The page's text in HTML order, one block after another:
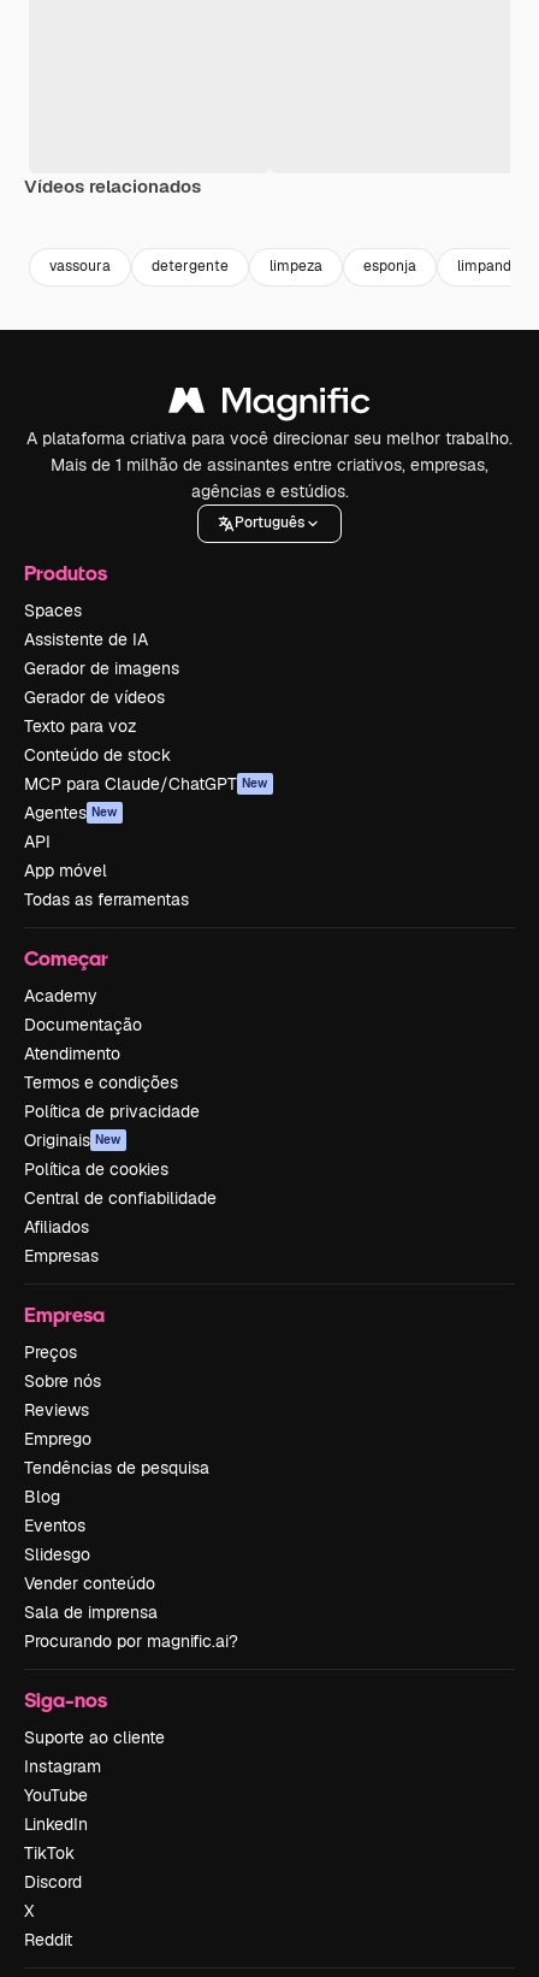
Vídeos relacionados
vassoura detergente limpeza esponja limpando
A plataforma criativa para você direcionar seu melhor trabalho.
Mais de 1 milhão de assinantes entre criativos, empresas,
agências e estúdios.
Português
Produtos
Spaces
Assistente de IA
Gerador de imagens
Gerador de vídeos
Texto para voz
Conteúdo de stock
MCP para Claude/ChatGPT New
Agentes New
API
App móvel
Todas as ferramentas
Começar
Academy
Documentação
Atendimento
Termos e condições
Política de privacidade
Originais New
Política de cookies
Central de confiabilidade
Afiliados
Empresas
Empresa
Preços
Sobre nós
Reviews
Emprego
Tendências de pesquisa
Blog
Eventos
Slidesgo
Vender conteúdo
Sala de imprensa
Procurando por magnific.ai?
Siga-nos
Suporte ao cliente
Instagram
YouTube
LinkedIn
TikTok
Discord
X
Reddit